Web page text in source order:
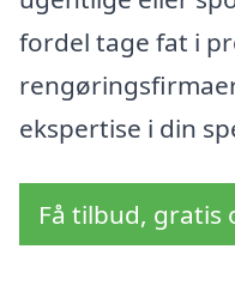
fordel tage fat i
ekspertise i din
Få tilbud,